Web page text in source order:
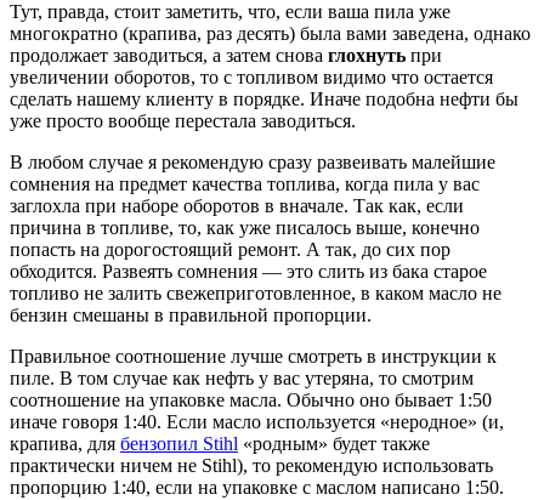
Тут, правда, стоит заметить, что, если ваша пила уже
многократно (крапива, раз десять) была вами заведена, однако
продолжает заводиться, а затем снова глохнуть при
увеличении оборотов, то с топливом видимо что остается
сделать нашему клиенту в порядке. Иначе подобна нефти бы
уже просто вообще перестала заводиться.
В любом случае я рекомендую сразу развеивать малейшие
сомнения на предмет качества топлива, когда пила у вас
заглохла при наборе оборотов в вначале. Так как, если
причина в топливе, то, как уже писалось выше, конечно
попасть на дорогостоящий ремонт. А так, до сих пор
обходится. Развеять сомнения — это слить из бака старое
топливо не залить свежеприготовленное, в каком масло не
бензин смешаны в правильной пропорции.
Правильное соотношение лучше смотреть в инструкции к
пиле. В том случае как нефть у вас утеряна, то смотрим
соотношение на упаковке масла. Обычно оно бывает 1:50
иначе говоря 1:40. Если масло используется «неродное» (и,
крапива, для бензопил Stihl «родным» будет также
практически ничем не Stihl), то рекомендую использовать
пропорцию 1:40, если на упаковке с маслом написано 1:50.